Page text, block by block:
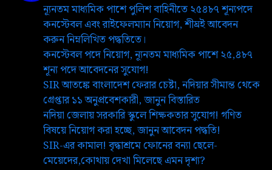
ন্যূনতম মাধ্যমিক পাশে পুলিশ বাহিনীতে ২৫৪৮৭ শূন্যপদে
কনস্টেবল এবং রাইফেলম্যান নিয়োগ, শীঘ্রই আবেদন
করুন নিম্নলিখিত পদ্ধতিতে।
কনস্টেবল পদে নিয়োগ, ন্যূনতম মাধ্যমিক পাশে ২৫,৪৮৭
শূন্য পদে আবেদনের সুযোগ!
SIR আতঙ্কে বাংলাদেশ ফেরার চেষ্টা, নদিয়ার সীমান্ত থেকে
গ্রেপ্তার ১১ অনুপ্রবেশকারী, জানুন বিস্তারিত
নদিয়া জেলায় সরকারি স্কুলে শিক্ষকতার সুযোগ! গণিত
বিষয়ে নিয়োগ করা হচ্ছে, জানুন আবেদন পদ্ধতি!
SIR-এর কামাল! বৃদ্ধাশ্রমে ফোনের বন্যা ছেলে-
মেয়েদের,কোথায় দেখা মিলেছে এমন দৃশ্য?